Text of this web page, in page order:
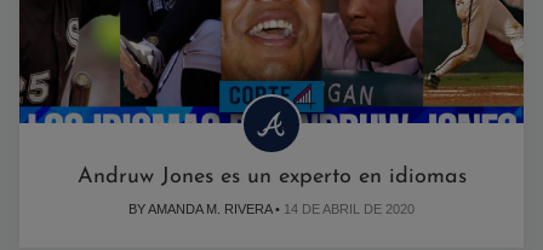
Andruw Jones es un experto en idiomas
BY AMANDA M. RIVERA • 14 DE ABRIL DE 2020